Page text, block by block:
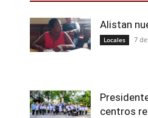
Alistan
Locales 7
centros